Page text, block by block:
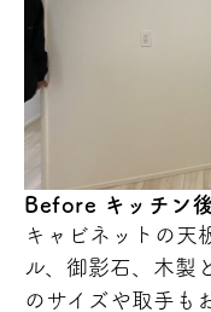
Before キッチン
キャビネットの天
ル、御影石、木製
のサイズや取手も